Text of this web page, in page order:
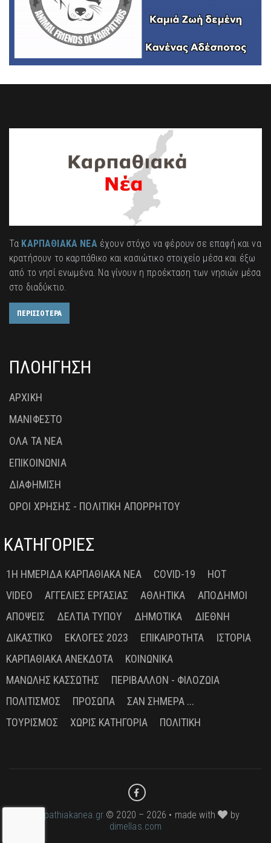
Τα ΚΑΡΠΑΘΙΑΚΑ ΝΕΑέχουν στόχο να φέρουν σε επαφή και να
κρατήσουν το καρπάθικο και κασιώτικο στοιχείο μέσα και έξω
από το νησί ενωμένα. Να γίνουν η προέκταση των νησιών μέσα
στο διαδύκτιο.
ΠΕΡΙΣΣΟΤΕΡΑ
ΠΛΟΗΓΗΣΗ
ΑΡΧΙΚΗ
ΜΑΝΙΦΕΣΤΟ
ΟΛΑ ΤΑ ΝΕΑ
ΕΠΙΚΟΙΝΩΝΙΑ
ΔΙΑΦΗΜΙΣΗ
ΟΡΟΙ ΧΡΗΣΗΣ - ΠΟΛΙΤΙΚΗ ΑΠΟΡΡΗΤΟΥ
ΚΑΤΗΓΟΡΙΕΣ
1Η ΗΜΕΡΊΔΑ ΚΑΡΠΑΘΙΑΚΆ ΝΈΑ COVID-19
HOT
VIDEO
ΑΓΓΕΛΊΕΣ ΕΡΓΑΣΊΑΣ ΑΘΛΗΤΙΚΆ
ΑΠΌΔΗΜΟΙ
ΑΠΌΨΕΙΣ
ΔΕΛΤΊΑ ΤΎΠΟΥ ΔΗΜΟΤΙΚΆ
ΔΙΕΘΝΉ
ΔΙΚΑΣΤΙΚΌ
ΕΚΛΟΓΈΣ 2023 ΕΠΙΚΑΙΡΌΤΗΤΑ
ΙΣΤΟΡΊΑ
ΚΑΡΠΑΘΙΑΚΆ ΑΝΈΚΔΟΤΑ
ΚΟΙΝΩΝΙΚΆ
ΜΑΝΏΛΗΣ ΚΑΣΣΏΤΗΣ
ΠΕΡΙΒΆΛΛΟΝ - ΦΙΛΟΖΩΊΑ
ΠΟΛΙΤΙΣΜΌΣ
ΠΡΌΣΩΠΑ
ΣΑΝ ΣΉΜΕΡΑ ...
ΤΟΥΡΙΣΜΌΣ
ΧΩΡΊΣ ΚΑΤΗΓΟΡΊΑ ΠΟΛΙΤΙΚΉ
karpathiakanea.gr© 2020 – 2026 • made with
by
dimellas.com